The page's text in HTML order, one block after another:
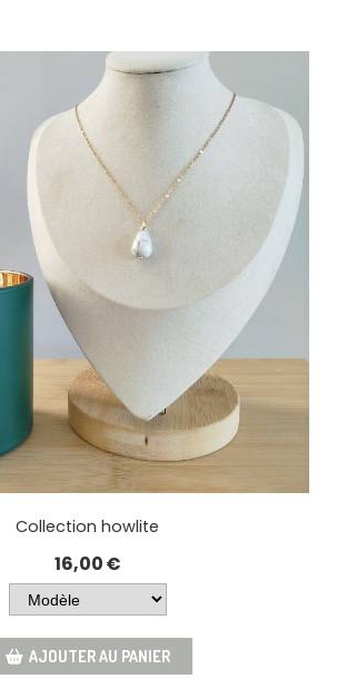
Collection howlite
16,00€
AJOUTER AU PANIER